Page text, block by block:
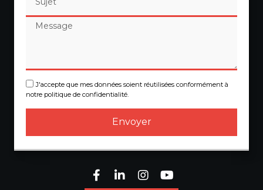
J'accepte que mes données soient réutilisées conformément à
notre politique de confidentialité.
Envoyer